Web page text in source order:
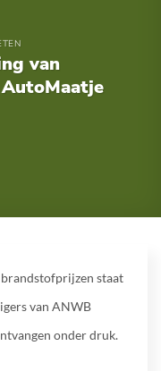
van
staat
van ANWB
onder druk.